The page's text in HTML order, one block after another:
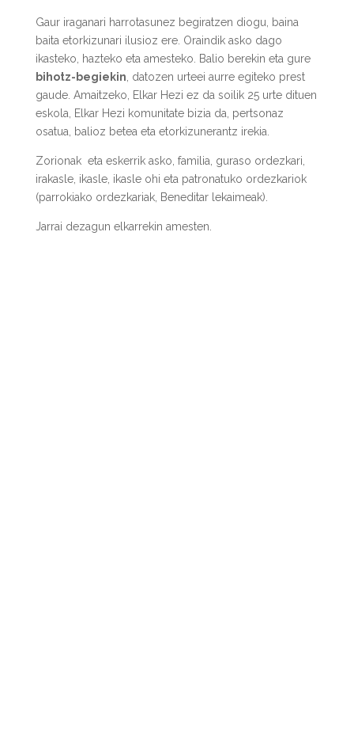
Gaur iraganari harrotasunez begiratzen diogu, baina
baita etorkizunari ilusioz ere. Oraindik asko dago
ikasteko, hazteko eta amesteko. Balio berekin eta gure
bihotz-begiekin , datozen urteei aurre egiteko prest
gaude. Amaitzeko, Elkar Hezi ez da soilik 25 urte dituen
eskola, Elkar Hezi komunitate bizia da, pertsonaz
osatua, balioz betea eta etorkizunerantz irekia.
Zorionak eta eskerrik asko, familia, guraso ordezkari,
irakasle, ikasle, ikasle ohi eta patronatuko ordezkariok
(parrokiako ordezkariak, Beneditar lekaimeak).
Jarrai dezagun elkarrekin amesten.